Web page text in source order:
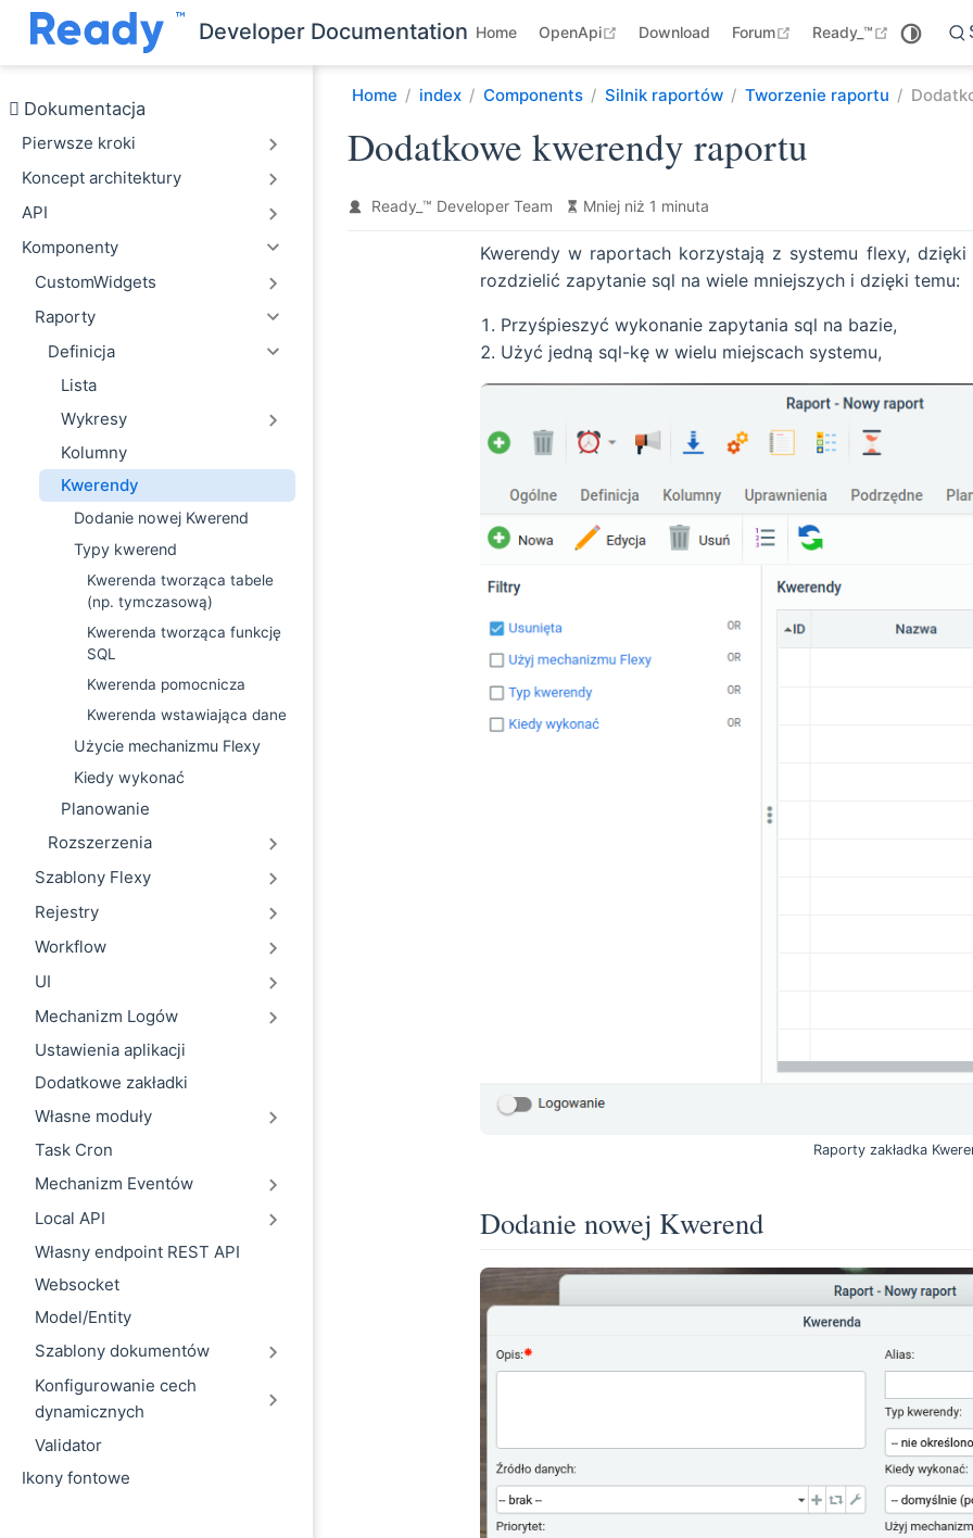
Przejdź do głównej treści
Developer Documentation Home OpenApi open in new window
Download Forum open in new window
Ready_™ open in
Dokumentacja
Pierwsze kroki
Koncept architektury
API
Komponenty
CustomWidgets
Raporty
Definicja
Lista
Wykresy
Kolumny
Kwerendy
Dodanie nowej Kwerend
Typy kwerend
Kwerenda tworząca tabele
(np. tymczasową)
Kwerenda tworząca funkcję
SQL
Kwerenda pomocnicza
Kwerenda wstawiająca dane
Użycie mechanizmu Flexy
Kiedy wykonać
Planowanie
Rozszerzenia
Szablony Flexy
Rejestry
Workflow
UI
Mechanizm Logów
Ustawienia aplikacji
Dodatkowe zakładki
Własne moduły
Task Cron
Mechanizm Eventów
Local API
Własny endpoint REST API
Websocket
Model/Entity
Szablony dokumentów
Konfigurowanie cech
dynamicznych
Validator
Ikony fontowe
Home index Components Silnik raportów Tworzenie raportu
Dodatkowe kwerendy raportu
Ready_™ Developer Team Mniej niż 1 minuta
Kwerendy w raportach korzystają z systemu flexy,
rozdzielić zapytanie sql na wiele mniejszych i dzięki temu:
Przyśpieszyć wykonanie zapytania sql na bazie,
Użyć jedną sql-kę w wielu miejscach systemu,
Raporty zakładka
Dodanie nowej Kwerend